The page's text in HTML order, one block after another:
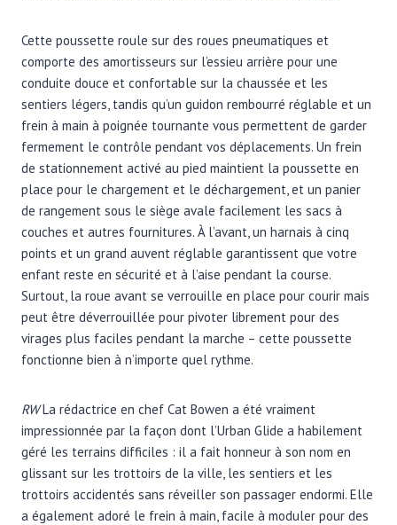
Cette poussette roule sur des roues pneumatiques et
comporte des amortisseurs sur l’essieu arrière pour une
conduite douce et confortable sur la chaussée et les
sentiers légers, tandis qu’un guidon rembourré réglable et un
frein à main à poignée tournante vous permettent de garder
fermement le contrôle pendant vos déplacements. Un frein
de stationnement activé au pied maintient la poussette en
place pour le chargement et le déchargement, et un panier
de rangement sous le siège avale facilement les sacs à
couches et autres fournitures. À l’avant, un harnais à cinq
points et un grand auvent réglable garantissent que votre
enfant reste en sécurité et à l’aise pendant la course.
Surtout, la roue avant se verrouille en place pour courir mais
peut être déverrouillée pour pivoter librement pour des
virages plus faciles pendant la marche – cette poussette
fonctionne bien à n’importe quel rythme.
RWLa rédactrice en chef Cat Bowen a été vraiment
impressionnée par la façon dont l’Urban Glide a habilement
géré les terrains difficiles : il a fait honneur à son nom en
glissant sur les trottoirs de la ville, les sentiers et les
trottoirs accidentés sans réveiller son passager endormi. Elle
a également adoré le frein à main, facile à moduler pour des